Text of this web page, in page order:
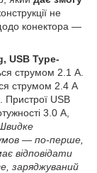
не
конектора —
USB Type-
струмом 2.1 A.
струмом 2.4 A
Пристрої USB
3.0 A,
— по-перше,
відповідати
заряджуваний